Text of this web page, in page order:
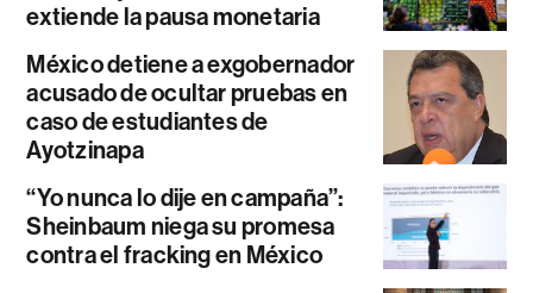
extiende la pausa monetaria
México detiene a exgobernador
acusado de ocultar pruebas en
caso de estudiantes de
Ayotzinapa
“Yo nunca lo dije en campaña”:
Sheinbaum niega su promesa
contra el fracking en México